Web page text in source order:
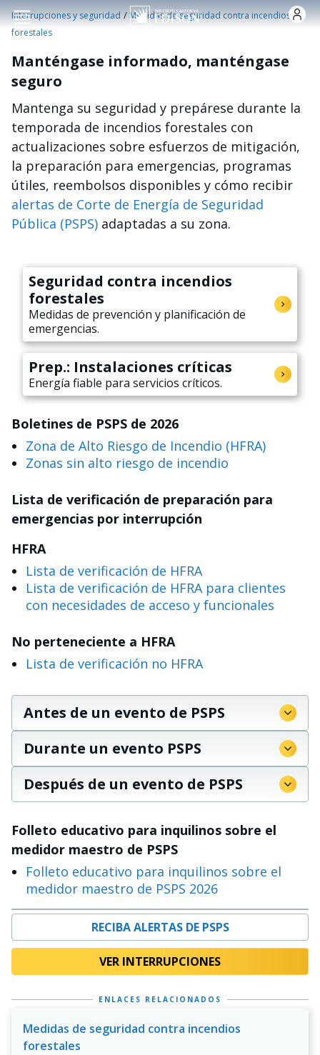
Pasar al contenido principal
Interrupciones y seguridad /Medidas de seguridad contra incendios
forestales
Manténgase informado, manténgase
seguro
Mantenga su seguridad y prepárese durante la
temporada de incendios forestales con
actualizaciones sobre esfuerzos de mitigación,
la preparación para emergencias, programas
útiles, reembolsos disponibles y cómo recibir
alertas de Corte de Energía de Seguridad
Pública (PSPS) adaptadas a su zona.
Seguridad contra incendios
forestales
Medidas de prevención y planificación de
emergencias.
Prep.: Instalaciones críticas
Energía fiable para servicios críticos.
Boletines de PSPS de 2026
Zona de Alto Riesgo de Incendio (HFRA)
Zonas sin alto riesgo de incendio
Lista de verificación de preparación para
emergencias por interrupción
HFRA
Lista de verificación de HFRA
Lista de verificación de HFRA para clientes
con necesidades de acceso y funcionales
No perteneciente a HFRA
Lista de verificación no HFRA
Antes de un evento de PSPS
Durante un evento PSPS
Después de un evento de PSPS
Folleto educativo para inquilinos sobre el
medidor maestro de PSPS
Folleto educativo para inquilinos sobre el
medidor maestro de PSPS 2026
RECIBA ALERTAS DE PSPS
VER INTERRUPCIONES
ENLACES RELACIONADOS
Medidas de seguridad contra incendios
forestales